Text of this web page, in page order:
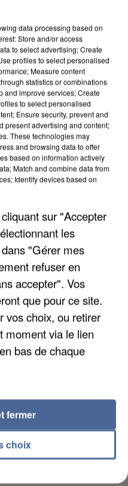
LES REFUGES
DE LA DZ
data processing based on
Store and/or access
to select advertising; Create
profiles to select personalised
Measure content
statistics or combinations
and improve services; Create
to select personalised
Ensure security, prevent and
present advertising and content;
These technologies may
and browsing data to offer
based on information actively
Match and combine data from
Identify devices based on
sur "Accepter
les
"Gérer mes
refuser en
accepter". Vos
que pour ce site.
vos choix, ou retirer
moment via le lien
bas de chaque
choix
fermer